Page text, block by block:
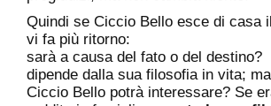
Quindi se Ciccio Bello esce di casa
vi fa più ritorno:
sarà a causa del fato o del destino?
dipende dalla sua filosofia in vita;
Ciccio Bello potrà interessare? Se